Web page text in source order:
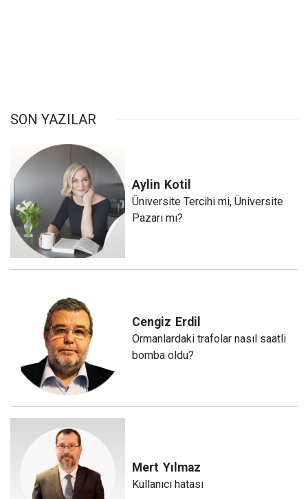
SON YAZILAR
Aylin Kotil
Üniversite Tercihi mi, Üniversite
Pazarı mı?
Cengiz Erdil
Ormanlardaki trafolar nasıl saatli
bomba oldu?
Mert Yılmaz
Kullanıcı hatası